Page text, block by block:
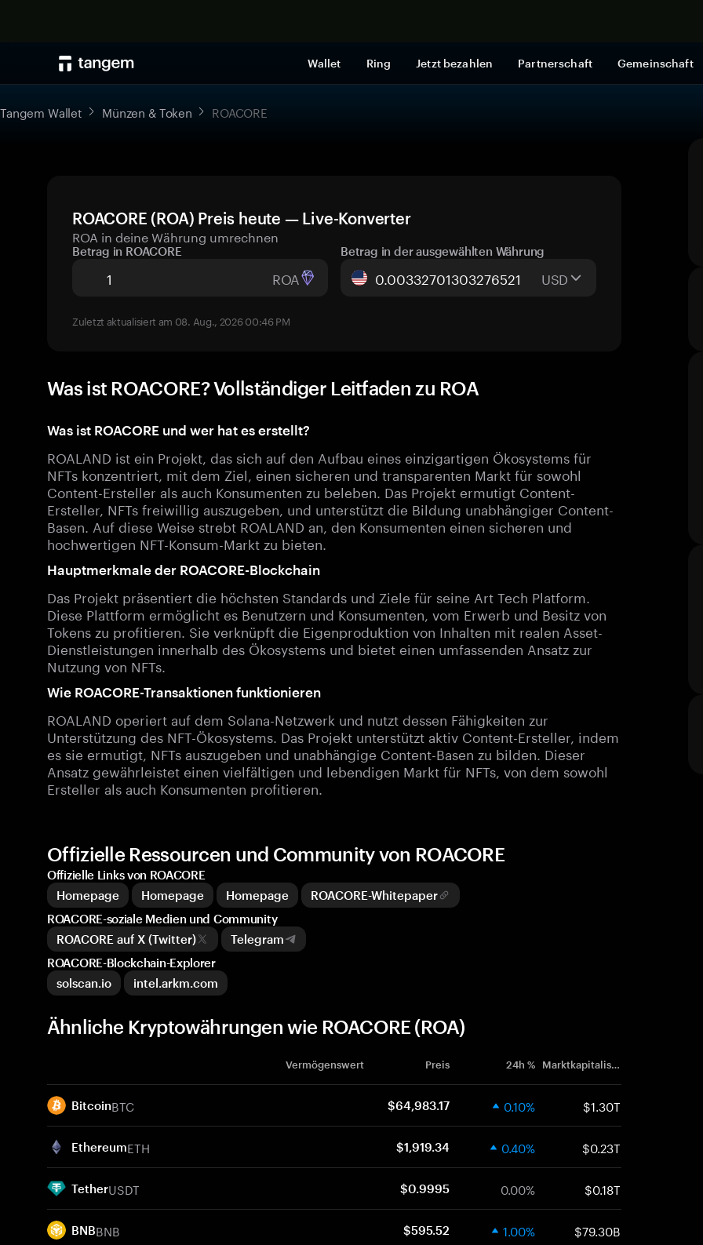
Wallet Ring Jetzt bezahlen Partnerschaft Gemeinschaft
Tangem Wallet Münzen & Token ROACORE
ROACORE (ROA) Preis heute — Live-Konverter
ROA in deine Währung umrechnen
Betrag in ROACORE
ROA
Betrag in der ausgewählten Währung
USD
Zuletzt aktualisiert am 08. Aug., 2026 00:46 PM
Was ist ROACORE? Vollständiger Leitfaden zu ROA
Was ist ROACORE und wer hat es erstellt?
ROALAND ist ein Projekt, das sich auf den Aufbau eines einzigartigen Ökosystems für
NFTs konzentriert, mit dem Ziel, einen sicheren und transparenten Markt für sowohl
Content-Ersteller als auch Konsumenten zu beleben. Das Projekt ermutigt Content-
Ersteller, NFTs freiwillig auszugeben, und unterstützt die Bildung unabhängiger Content-
Basen. Auf diese Weise strebt ROALAND an, den Konsumenten einen sicheren und
hochwertigen NFT-Konsum-Markt zu bieten.
Hauptmerkmale der ROACORE-Blockchain
Das Projekt präsentiert die höchsten Standards und Ziele für seine Art Tech Platform.
Diese Plattform ermöglicht es Benutzern und Konsumenten, vom Erwerb und Besitz von
Tokens zu profitieren. Sie verknüpft die Eigenproduktion von Inhalten mit realen Asset-
Dienstleistungen innerhalb des Ökosystems und bietet einen umfassenden Ansatz zur
Nutzung von NFTs.
Wie ROACORE-Transaktionen funktionieren
ROALAND operiert auf dem Solana-Netzwerk und nutzt dessen Fähigkeiten zur
Unterstützung des NFT-Ökosystems. Das Projekt unterstützt aktiv Content-Ersteller, indem
es sie ermutigt, NFTs auszugeben und unabhängige Content-Basen zu bilden. Dieser
Ansatz gewährleistet einen vielfältigen und lebendigen Markt für NFTs, von dem sowohl
Ersteller als auch Konsumenten profitieren.
Offizielle Ressourcen und Community von ROACORE
Offizielle Links von ROACORE
Homepage
Homepage Homepage
ROACORE-Whitepaper
ROACORE-soziale Medien und Community
ROACORE auf X (Twitter)
Telegram
ROACORE-Blockchain-Explorer
solscan.io
intel.arkm.com
Ähnliche Kryptowährungen wie ROACORE (ROA)
Vermögenswert Preis 24h % Marktkapitalisierung
BitcoinBTC $64,983.17 0.10% $1.30T
EthereumETH $1,919.34 0.40% $0.23T
TetherUSDT $0.9995 0.00% $0.18T
BNBBNB $595.52 1.00% $79.30B